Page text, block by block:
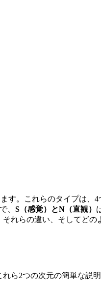
す。これらのタイプは、
、 S（感覚）とN（直観）
れらの違い、そしてどの
ら2つの次元の簡単な説明